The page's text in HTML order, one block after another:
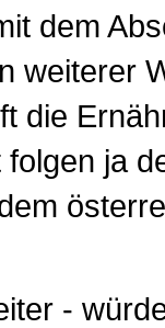
dem
weiterer
die
ja
-